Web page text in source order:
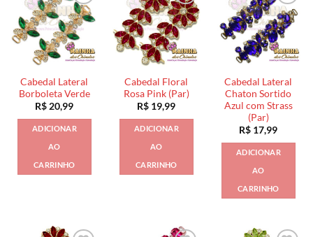
Cabedal Lateral
Borboleta Verde
R$ 20,99
ADICIONAR
AO
CARRINHO
Cabedal Floral
Rosa Pink (Par)
R$ 19,99
ADICIONAR
AO
CARRINHO
Cabedal Lateral
Chaton Sortido
Azul com Strass
(Par)
R$ 17,99
ADICIONAR
AO
CARRINHO